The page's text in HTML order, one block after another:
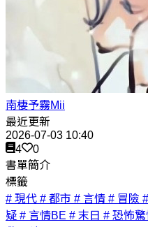
南棲予霧Mii
最近更新
2026-07-03 10:40
4
0
書單簡介
標籤
# 現代 # 都市 # 言情 # 冒險
疑 # 言情BE # 末日 # 恐怖驚